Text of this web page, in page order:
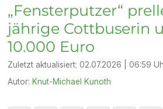
„Fensterputzer“
jährige Cottbuserin
10.000 Euro
Zuletzt aktualisiert:02.07.2026 | 06:59
Autor: Knut-Michael Kunoth